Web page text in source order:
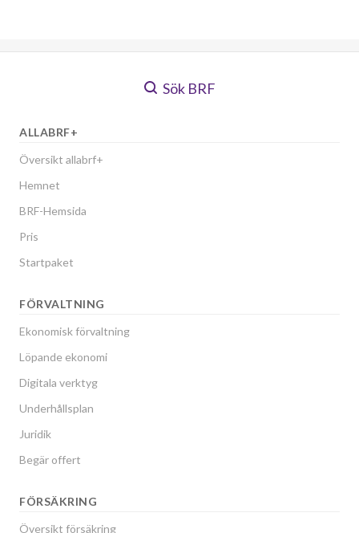
Sök BRF
ALLABRF+
Översikt allabrf+
Hemnet
BRF-Hemsida
Pris
Startpaket
FÖRVALTNING
Ekonomisk förvaltning
Löpande ekonomi
Digitala verktyg
Underhållsplan
Juridik
Begär offert
FÖRSÄKRING
Översikt försäkring